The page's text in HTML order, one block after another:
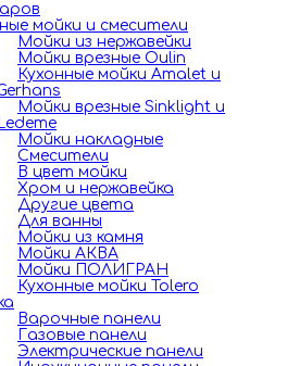
мойки и смесители
Мойки из нержавейки
Мойки врезные Oulin
Кухонные мойки Amalet и
Мойки врезные Sinklight и
Ledeme
Мойки накладные
Смесители
В цвет мойки
Хром и нержавейка
Другие цвета
Для ванны
Мойки из камня
Мойки АКВА
Мойки ПОЛИГРАН
Кухонные мойки Tolero
Варочные панели
Газовые панели
Электрические панели